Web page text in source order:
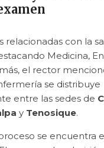
relacionadas con la
Medicina,
el rector
se distribuye
entre las sedes de
y Tenosique.
se encuentra